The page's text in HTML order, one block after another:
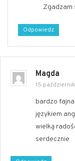
Zgadzam
Odpowiedz
Magda
15
bardzo
językiem
wielką
serdecznie